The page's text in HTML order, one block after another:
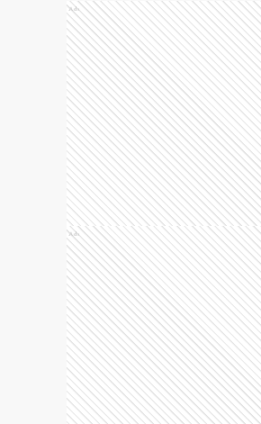
Ads
Ads